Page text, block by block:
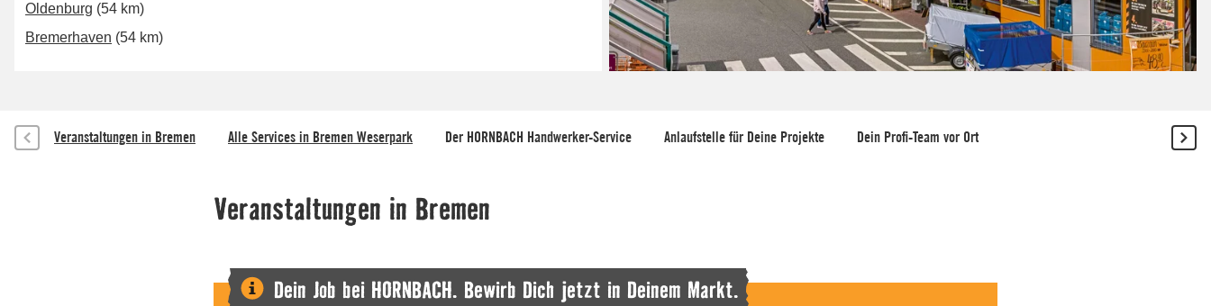
Oldenburg (54 km)
Bremerhaven (54 km)